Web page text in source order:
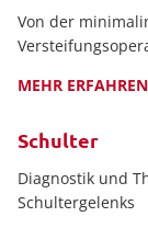
Von der
MEHR ERFAHREN
Schulter
Diagnostik und
Schultergelenks